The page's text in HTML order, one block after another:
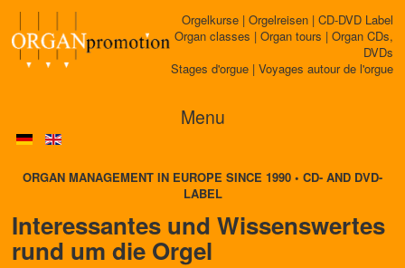
Orgelkurse | Orgelreisen | CD-DVD Label
Organ classes | Organ tours | Organ CDs,
DVDs
Stages d'orgue | Voyages autour de l'orgue
Menu
ORGAN MANAGEMENT IN EUROPE SINCE 1990 • CD- AND DVD-
LABEL
Interessantes und Wissenswertes
rund um die Orgel